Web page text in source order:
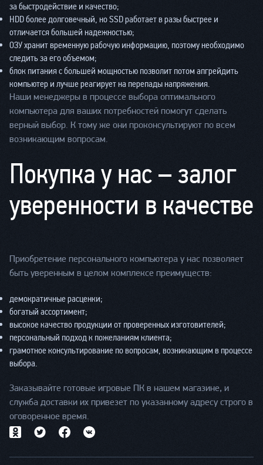
за быстродействие и качество;
HDD более долговечный, но SSD работает в разы быстрее и
отличается большей надежностью;
ОЗУ хранит временную рабочую информацию, поэтому необходимо
следить за его объемом;
блок питания с большей мощностью позволит потом апгрейдить
компьютер и лучше реагирует на перепады напряжения.
Наши менеджеры в процессе выбора оптимального
компьютера для ваших потребностей помогут сделать
верный выбор. К тому же они проконсультируют по всем
возникающим вопросам.
Покупка у нас – залог
уверенности в качестве
Приобретение персонального компьютера у нас позволяет
быть уверенным в целом комплексе преимуществ:
демократичные расценки;
богатый ассортимент;
высокое качество продукции от проверенных изготовителей;
персональный подход к пожеланиям клиента;
грамотное консультирование по вопросам, возникающим в процессе
выбора.
Заказывайте готовые игровые ПК в нашем магазине, и
служба доставки их привезет по указанному адресу строго в
оговоренное время.